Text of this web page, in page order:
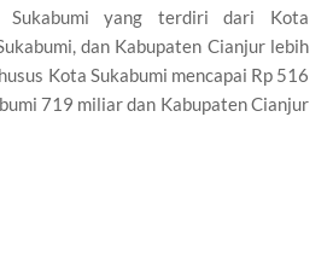
Sukabumi yang terdiri dari Kota
dan Kabupaten Cianjur lebih
Kota Sukabumi mencapai Rp 516
719 miliar dan Kabupaten Cianjur